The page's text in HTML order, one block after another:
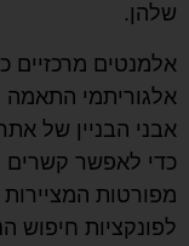
שלהן.
אלמנטים מרכזיים
אלגוריתמי
אבני הבניין של
כדי לאפשר קשרים
מפורטות
לפונקציות חיפוש